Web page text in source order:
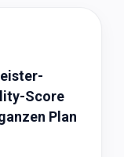
Score
Plan